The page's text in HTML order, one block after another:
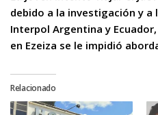
debido a la investigación y a
Interpol Argentina y
en Ezeiza se le impidió
Relacionado